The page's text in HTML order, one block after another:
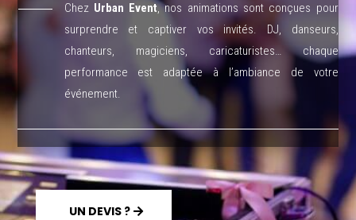
Chez Urban Event, nos animations sont conçues pour
surprendre et captiver vos invités. DJ, danseurs,
chanteurs, magiciens, caricaturistes… chaque
performance est adaptée à l’ambiance de votre
événement.
UN DEVIS ?